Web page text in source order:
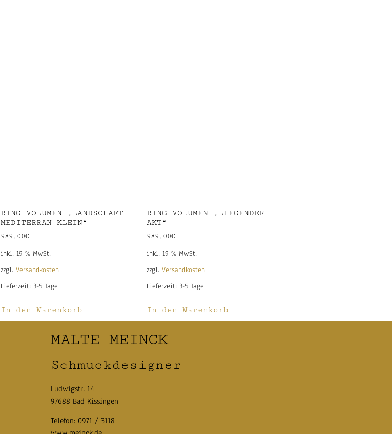
RING VOLUMEN „LANDSCHAFT
MEDITERRAN KLEIN“
989,00€
inkl. 19 % MwSt.
zzgl. Versandkosten
Lieferzeit: 3-5 Tage
In den Warenkorb
RING VOLUMEN „LIEGENDER
AKT“
989,00€
inkl. 19 % MwSt.
zzgl. Versandkosten
Lieferzeit: 3-5 Tage
In den Warenkorb
MALTE MEINCK
Schmuckdesigner
Ludwigstr. 14
97688 Bad Kissingen
Telefon: 0971 / 3118